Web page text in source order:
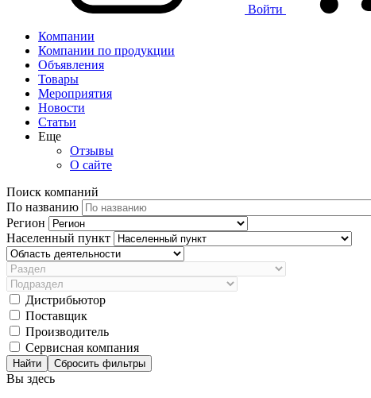
Войти
Компании
Компании по продукции
Объявления
Товары
Мероприятия
Новости
Статьи
Еще
Отзывы
О сайте
Поиск компаний
По названию
Регион
Населенный пункт
Дистрибьютор
Поставщик
Производитель
Сервисная компания
Сбросить фильтры
Вы здесь